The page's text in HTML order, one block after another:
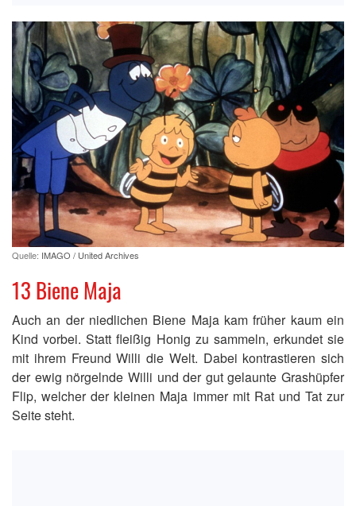
Quelle: IMAGO / United Archives
13 Biene Maja
Auch an der niedlichen Biene Maja kam früher kaum ein
Kind vorbei. Statt fleißig Honig zu sammeln, erkundet sie
mit ihrem Freund Willi die Welt. Dabei kontrastieren sich
der ewig nörgelnde Willi und der gut gelaunte Grashüpfer
Flip, welcher der kleinen Maja immer mit Rat und Tat zur
Seite steht.